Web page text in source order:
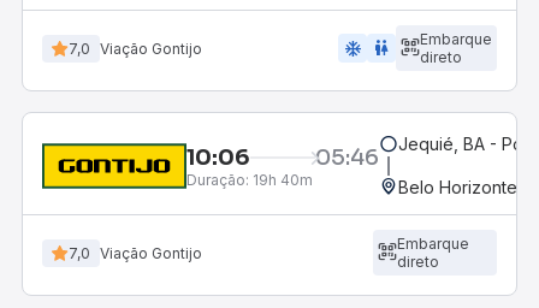
7,0 Viação Gontijo ac_unit wc
Embarque
direto
10:06 05:46
Duração: 19h 40m
Jequié, BA -
Belo Horizonte,
7,0 Viação Gontijo
Embarque
direto